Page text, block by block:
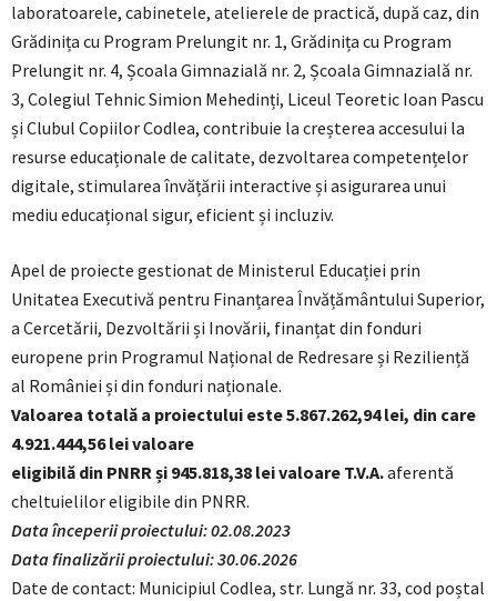
laboratoarele, cabinetele, atelierele de practică, după caz, din
Grădinița cu Program Prelungit nr. 1, Grădinița cu Program
Prelungit nr. 4, Școala Gimnazială nr. 2, Școala Gimnazială nr.
3, Colegiul Tehnic Simion Mehedinți, Liceul Teoretic Ioan Pascu
și Clubul Copiilor Codlea, contribuie la creșterea accesului la
resurse educaționale de calitate, dezvoltarea competențelor
digitale, stimularea învățării interactive și asigurarea unui
mediu educațional sigur, eficient și incluziv.
Apel de proiecte gestionat de Ministerul Educației prin
Unitatea Executivă pentru Finanțarea Învățământului Superior,
a Cercetării, Dezvoltării și Inovării, finanțat din fonduri
europene prin Programul Național de Redresare și Reziliență
al României și din fonduri naționale.
Valoarea totală a proiectului este 5.867.262,94 lei, din care
4.921.444,56 lei valoare
eligibilă din PNRR și 945.818,38 lei valoare T.V.A.aferentă
cheltuielilor eligibile din PNRR.
Data începerii proiectului: 02.08.2023
Data finalizării proiectului: 30.06.2026
Date de contact: Municipiul Codlea, str. Lungă nr. 33, cod poștal